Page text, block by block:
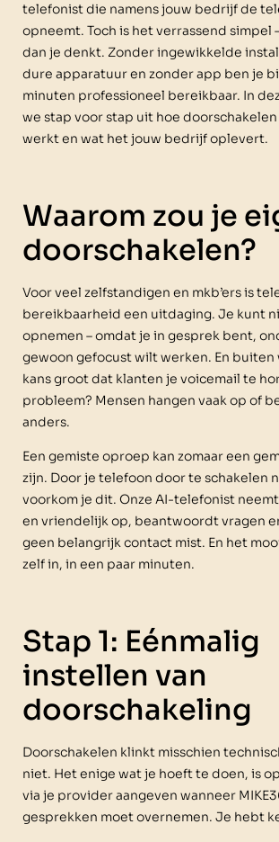
telefonist die namens jouw bedrijf de
opneemt. Toch is het verrassend simpel
dan je denkt. Zonder ingewikkelde
dure apparatuur en zonder app ben je
minuten professioneel bereikbaar. In
we stap voor stap uit hoe doorschakelen
werkt en wat het jouw bedrijf oplevert.
Waarom zou je
doorschakelen?
Voor veel zelfstandigen en mkb’ers is
bereikbaarheid een uitdaging. Je kunt
opnemen – omdat je in gesprek bent,
gewoon gefocust wilt werken. En
kans groot dat klanten je voicemail te
probleem? Mensen hangen vaak op of
anders.
Een gemiste oproep kan zomaar een
zijn. Door je telefoon door te schakelen
voorkom je dit. Onze AI-telefonist
en vriendelijk op, beantwoordt vragen
geen belangrijk contact mist. En het
zelf in, in een paar minuten.
Stap 1: Eénmalig
instellen van
doorschakeling
Doorschakelen klinkt misschien
niet. Het enige wat je hoeft te doen, is
via je provider aangeven wanneer
gesprekken moet overnemen. Je hebt